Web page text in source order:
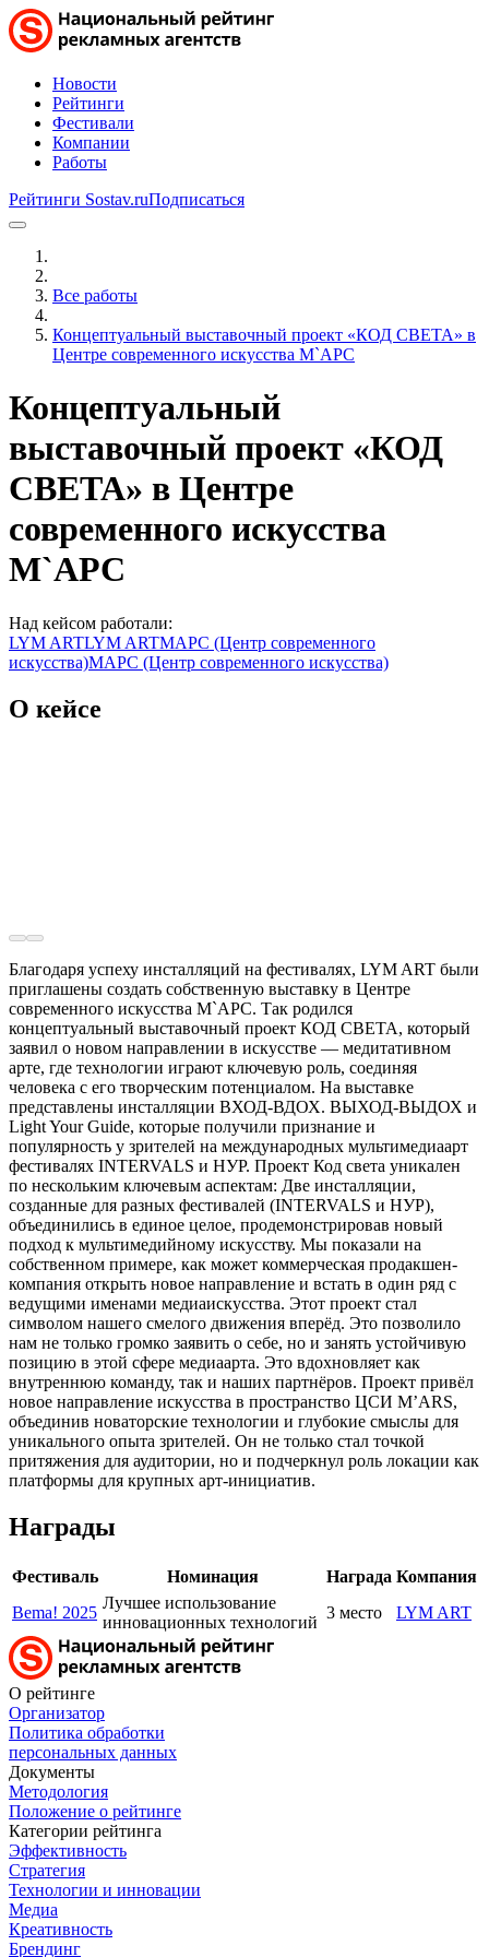
Новости
Рейтинги
Фестивали
Компании
Работы
Рейтинги Sostav.ruПодписаться
Все работы
Концептуальный выставочный проект «КОД СВЕТА» в
Центре современного искусства М`АРС
Концептуальный
выставочный проект «КОД
СВЕТА» в Центре
современного искусства
М`АРС
Над кейсом работали:
LYM ARTLYM ARTМАРС (Центр современного
искусства)МАРС (Центр современного искусства)
О кейсе
Благодаря успеху инсталляций на фестивалях, LYM ART были
приглашены создать собственную выставку в Центре
современного искусства М`АРС. Так родился
концептуальный выставочный проект КОД СВЕТА, который
заявил о новом направлении в искусстве — медитативном
арте, где технологии играют ключевую роль, соединяя
человека с его творческим потенциалом. На выставке
представлены инсталляции ВХОД-ВДОХ. ВЫХОД-ВЫДОХ и
Light Your Guide, которые получили признание и
популярность у зрителей на международных мультимедиаарт
фестивалях INTERVALS и НУР. Проект Код света уникален
по нескольким ключевым аспектам: Две инсталляции,
созданные для разных фестивалей (INTERVALS и НУР),
объединились в единое целое, продемонстрировав новый
подход к мультимедийному искусству. Мы показали на
собственном примере, как может коммерческая продакшен-
компания открыть новое направление и встать в один ряд с
ведущими именами медиаискусства. Этот проект стал
символом нашего смелого движения вперёд. Это позволило
нам не только громко заявить о себе, но и занять устойчивую
позицию в этой сфере медиаарта. Это вдохновляет как
внутреннюю команду, так и наших партнёров. Проект привёл
новое направление искусства в пространство ЦСИ M’ARS,
объединив новаторские технологии и глубокие смыслы для
уникального опыта зрителей. Он не только стал точкой
притяжения для аудитории, но и подчеркнул роль локации как
платформы для крупных арт-инициатив.
Награды
Фестиваль Номинация Награда Компания
Bema! 2025
Лучшее использование
инновационных технологий
3 место LYM ART
О рейтинге
Организатор
Политика обработки
персональных данных
Документы
Методология
Положение о рейтинге
Категории рейтинга
Эффективность
Стратегия
Технологии и инновации
Медиа
Креативность
Брендинг